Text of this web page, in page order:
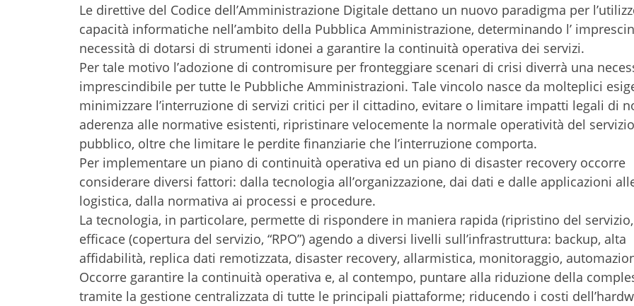
Le direttive del Codice dell’Amministrazione Digitale dettano un nuovo paradigma per
capacità informatiche nell’ambito della Pubblica Amministrazione, determinando l’
necessità di dotarsi di strumenti idonei a garantire la continuità operativa dei servizi.
Per tale motivo l’adozione di contromisure per fronteggiare scenari di crisi diverrà una
imprescindibile per tutte le Pubbliche Amministrazioni. Tale vincolo nasce da molteplici
minimizzare l’interruzione di servizi critici per il cittadino, evitare o limitare impatti legali di
aderenza alle normative esistenti, ripristinare velocemente la normale operatività del servizio
pubblico, oltre che limitare le perdite finanziarie che l’interruzione comporta.
Per implementare un piano di continuità operativa ed un piano di disaster recovery occorre
considerare diversi fattori: dalla tecnologia all’organizzazione, dai dati e dalle applicazioni
logistica, dalla normativa ai processi e procedure.
La tecnologia, in particolare, permette di rispondere in maniera rapida (ripristino del servizio,
efficace (copertura del servizio, “RPO”) agendo a diversi livelli sull’infrastruttura: backup, alta
affidabilità, replica dati remotizzata, disaster recovery, allarmistica, monitoraggio,
Occorre garantire la continuità operativa e, al contempo, puntare alla riduzione della
tramite la gestione centralizzata di tutte le principali piattaforme; riducendo i costi